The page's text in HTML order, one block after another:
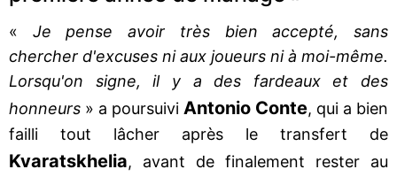
« Je pense avoir très bien accepté, sans
chercher d'excuses ni aux joueurs ni à moi-même.
Lorsqu'on signe, il y a des fardeaux et des
honneurs » a poursuivi Antonio Conte, qui a bien
failli tout lâcher après le transfert de
Kvaratskhelia, avant de finalement rester au